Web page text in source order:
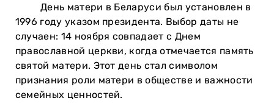
День матери в Беларуси был установлен в
1996 году указом президента. Выбор даты не
случаен: 14 ноября совпадает с Днем
православной церкви, когда отмечается память
святой матери. Этот день стал символом
признания роли матери в обществе и важности
семейных ценностей.